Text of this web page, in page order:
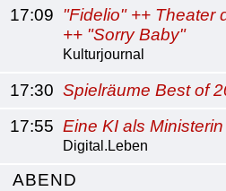
17:09 "Fidelio" ++ Theater
++ "Sorry Baby"
Kulturjournal
17:30 Spielräume Best of
17:55 Eine KI als Ministerin
Digital.Leben
ABEND